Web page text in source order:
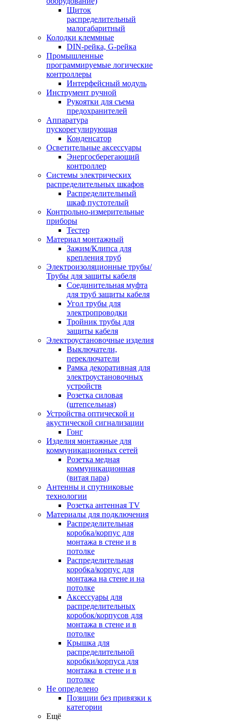
Щиток
распределительный
малогабаритный
Колодки клеммные
DIN-рейка, G-рейка
Промышленные
программируемые логические
контроллеры
Интерфейсный модуль
Инструмент ручной
Рукоятки для съема
предохранителей
Аппаратура
пускорегулирующая
Конденсатор
Осветительные аксессуары
Энергосберегающий
контроллер
Системы электрических
распределительных шкафов
Распределительный
шкаф пустотелый
Контрольно-измерительные
приборы
Тестер
Материал монтажный
Зажим/Клипса для
крепления труб
Электроизоляционные трубы/
Трубы для защиты кабеля
Соединительная муфта
для труб защиты кабеля
Угол трубы для
электропроводки
Тройник трубы для
защиты кабеля
Электроустановочные изделия
Выключатели,
переключатели
Рамка декоративная для
электроустановочных
устройств
Розетка силовая
(штепсельная)
Устройства оптической и
акустической сигнализации
Гонг
Изделия монтажные для
коммуникационных сетей
Розетка медная
коммуникационная
(витая пара)
Антенны и спутниковые
технологии
Розетка антенная TV
Материалы для подключения
Распределительная
коробка/корпус для
монтажа в стене и в
потолке
Распределительная
коробка/корпус для
монтажа на стене и на
потолке
Аксессуары для
распределительных
коробок/корпусов для
монтажа в стене и в
потолке
Крышка для
распределительной
коробки/корпуса для
монтажа в стене и в
потолке
Не определено
Позиции без привязки к
категории
Ещё